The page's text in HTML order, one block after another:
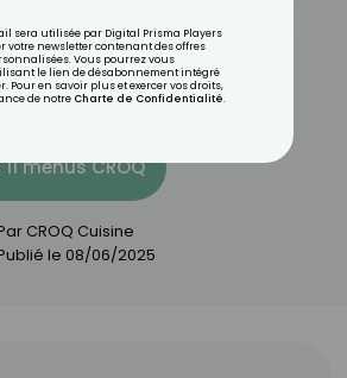
glace légère au
blanc
menus CROQ
CROQ Cuisine
le 08/06/2025
sera utilisée par Digital Prisma Players
votre newsletter contenant des offres
Vous pourrez vous
le lien de désabonnement intégré
Pour en savoir plus et exercer vos droits,
de notre Charte de Confidentialité.